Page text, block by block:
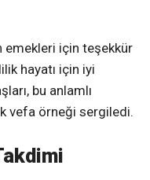
emekleri için teşekkür
hayatı için iyi
bu anlamlı
vefa örneği sergiledi.